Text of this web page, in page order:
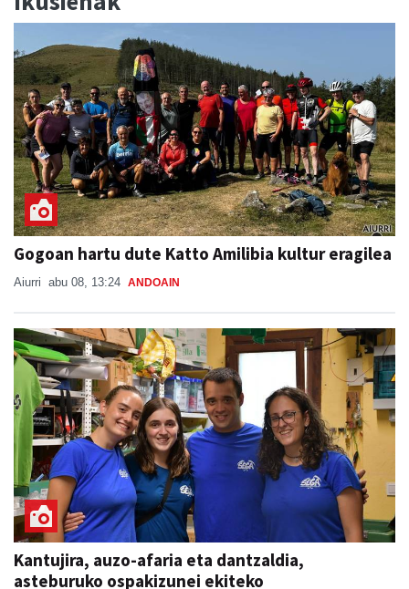
Gogoan hartu dute Katto Amilibia kultur eragilea
Aiurri abu 08, 13:24 ANDOAIN
Kantujira, auzo-afaria eta dantzaldia,
asteburuko ospakizunei ekiteko